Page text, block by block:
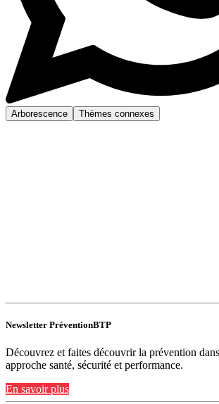
Arborescence Thèmes connexes
Newsletter PréventionBTP
Découvrez et faites découvrir la prévention
approche santé, sécurité et performance.
En savoir plus